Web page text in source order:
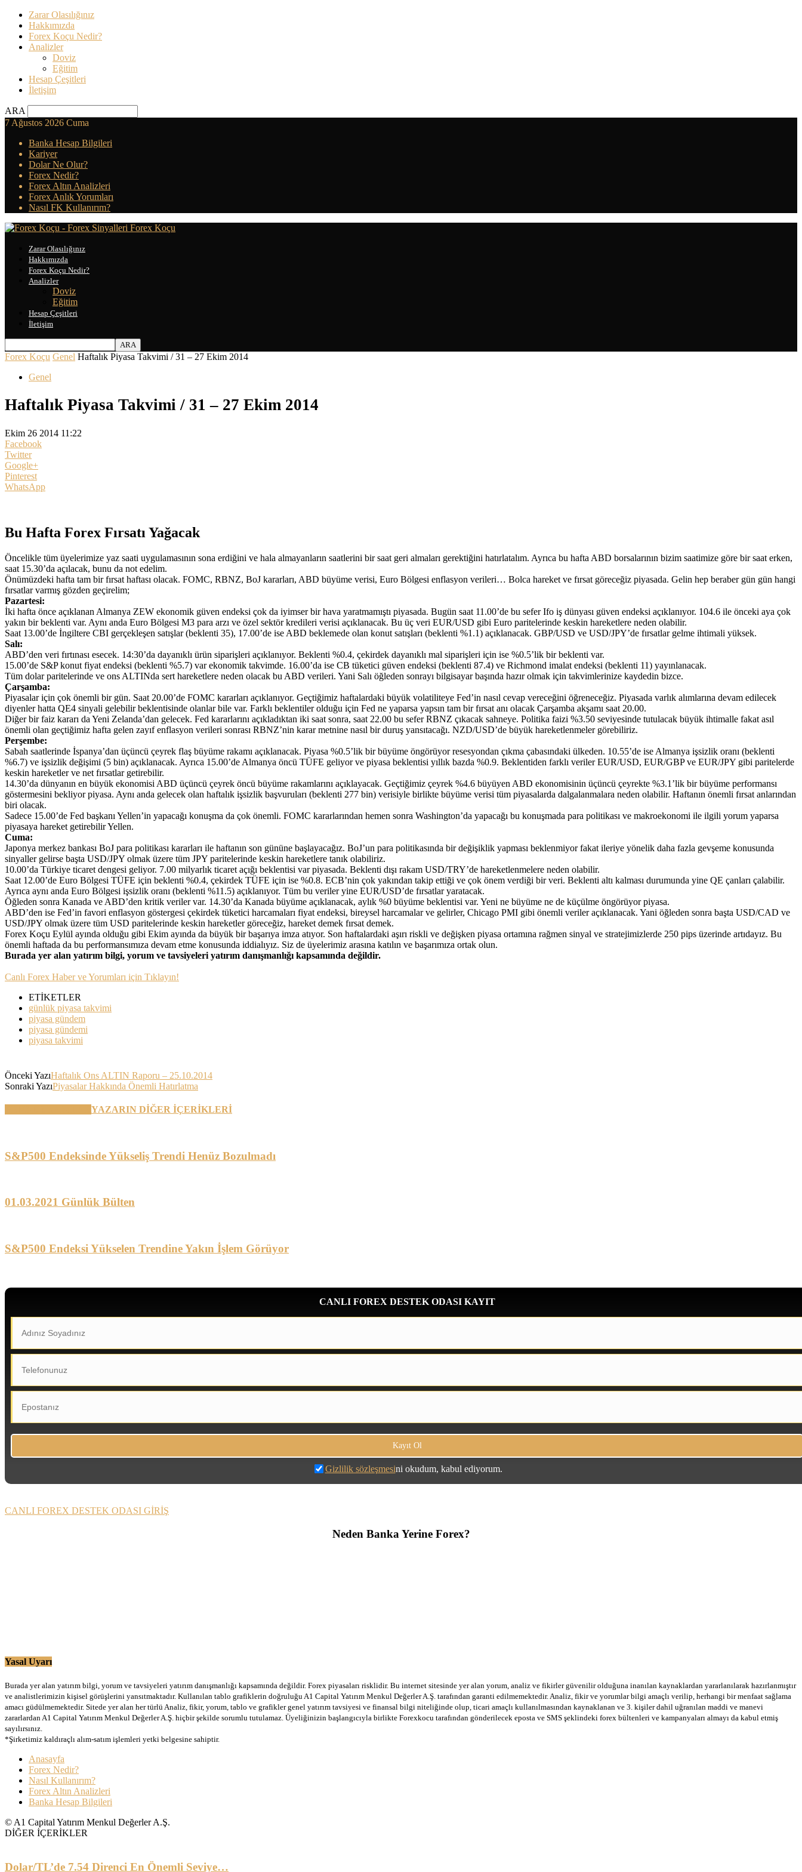
Zarar Olasılığınız
Hakkımızda
Forex Koçu Nedir?
Analizler
Doviz
Eğitim
Hesap Çeşitleri
İletişim
ARA
7 Ağustos 2026 Cuma
Banka Hesap Bilgileri
Kariyer
Dolar Ne Olur?
Forex Nedir?
Forex Altın Analizleri
Forex Anlık Yorumları
Nasıl FK Kullanırım?
Forex Koçu
Zarar Olasılığınız
Hakkımızda
Forex Koçu Nedir?
Analizler
Doviz
Eğitim
Hesap Çeşitleri
İletişim
Forex Koçu Genel Haftalık Piyasa Takvimi / 31 – 27 Ekim 2014
Genel
Haftalık Piyasa Takvimi / 31 – 27 Ekim 2014
Ekim 26 2014 11:22
Facebook
Twitter
Google+
Pinterest
WhatsApp
Bu Hafta Forex Fırsatı Yağacak
Öncelikle tüm üyelerimize yaz saati uygulamasının sona erdiğini ve hala almayanların saatlerini bir saat geri almaları gerektiğini hatırlatalım. Ayrıca bu hafta ABD borsalarının bizim saatimize göre bir saat erken,
saat 15.30’da açılacak, bunu da not edelim.
Önümüzdeki hafta tam bir fırsat haftası olacak. FOMC, RBNZ, BoJ kararları, ABD büyüme verisi, Euro Bölgesi enflasyon verileri… Bolca hareket ve fırsat göreceğiz piyasada. Gelin hep beraber gün gün hangi
fırsatlar varmış gözden geçirelim;
Pazartesi:
İki hafta önce açıklanan Almanya ZEW ekonomik güven endeksi çok da iyimser bir hava yaratmamıştı piyasada. Bugün saat 11.00’de bu sefer Ifo iş dünyası güven endeksi açıklanıyor. 104.6 ile önceki aya çok
yakın bir beklenti var. Aynı anda Euro Bölgesi M3 para arzı ve özel sektör kredileri verisi açıklanacak. Bu üç veri EUR/USD gibi Euro paritelerinde keskin hareketlere neden olabilir.
Saat 13.00’de İngiltere CBI gerçekleşen satışlar (beklenti 35), 17.00’de ise ABD beklemede olan konut satışları (beklenti %1.1) açıklanacak. GBP/USD ve USD/JPY’de fırsatlar gelme ihtimali yüksek.
Salı:
ABD’den veri fırtınası esecek. 14:30’da dayanıklı ürün siparişleri açıklanıyor. Beklenti %0.4, çekirdek dayanıklı mal siparişleri için ise %0.5’lik bir beklenti var.
15.00’de S&P konut fiyat endeksi (beklenti %5.7) var ekonomik takvimde. 16.00’da ise CB tüketici güven endeksi (beklenti 87.4) ve Richmond imalat endeksi (beklenti 11) yayınlanacak.
Tüm dolar paritelerinde ve ons ALTINda sert hareketlere neden olacak bu ABD verileri. Yani Salı öğleden sonrayı bilgisayar başında hazır olmak için takvimlerinize kaydedin bizce.
Çarşamba:
Piyasalar için çok önemli bir gün. Saat 20.00’de FOMC kararları açıklanıyor. Geçtiğimiz haftalardaki büyük volatiliteye Fed’in nasıl cevap vereceğini öğreneceğiz. Piyasada varlık alımlarına devam edilecek
diyenler hatta QE4 sinyali gelebilir beklentisinde olanlar bile var. Farklı beklentiler olduğu için Fed ne yaparsa yapsın tam bir fırsat anı olacak Çarşamba akşamı saat 20.00.
Diğer bir faiz kararı da Yeni Zelanda’dan gelecek. Fed kararlarını açıkladıktan iki saat sonra, saat 22.00 bu sefer RBNZ çıkacak sahneye. Politika faizi %3.50 seviyesinde tutulacak büyük ihtimalle fakat asıl
önemli olan geçtiğimiz hafta gelen zayıf enflasyon verileri sonrası RBNZ’nin karar metnine nasıl bir duruş yansıtacağı. NZD/USD’de büyük hareketlenmeler görebiliriz.
Perşembe:
Sabah saatlerinde İspanya’dan üçüncü çeyrek flaş büyüme rakamı açıklanacak. Piyasa %0.5’lik bir büyüme öngörüyor resesyondan çıkma çabasındaki ülkeden. 10.55’de ise Almanya işsizlik oranı (beklenti
%6.7) ve işsizlik değişimi (5 bin) açıklanacak. Ayrıca 15.00’de Almanya öncü TÜFE geliyor ve piyasa beklentisi yıllık bazda %0.9. Beklentiden farklı veriler EUR/USD, EUR/GBP ve EUR/JPY gibi paritelerde
keskin hareketler ve net fırsatlar getirebilir.
14.30’da dünyanın en büyük ekonomisi ABD üçüncü çeyrek öncü büyüme rakamlarını açıklayacak. Geçtiğimiz çeyrek %4.6 büyüyen ABD ekonomisinin üçüncü çeyrekte %3.1’lik bir büyüme performansı
göstermesini bekliyor piyasa. Aynı anda gelecek olan haftalık işsizlik başvuruları (beklenti 277 bin) verisiyle birlikte büyüme verisi tüm piyasalarda dalgalanmalara neden olabilir. Haftanın önemli fırsat anlarından
biri olacak.
Sadece 15.00’de Fed başkanı Yellen’in yapacağı konuşma da çok önemli. FOMC kararlarından hemen sonra Washington’da yapacağı bu konuşmada para politikası ve makroekonomi ile ilgili yorum yaparsa
piyasaya hareket getirebilir Yellen.
Cuma:
Japonya merkez bankası BoJ para politikası kararları ile haftanın son gününe başlayacağız. BoJ’un para politikasında bir değişiklik yapması beklenmiyor fakat ileriye yönelik daha fazla gevşeme konusunda
sinyaller gelirse başta USD/JPY olmak üzere tüm JPY paritelerinde keskin hareketlere tanık olabiliriz.
10.00’da Türkiye ticaret dengesi geliyor. 7.00 milyarlık ticaret açığı beklentisi var piyasada. Beklenti dışı rakam USD/TRY’de hareketlenmelere neden olabilir.
Saat 12.00’de Euro Bölgesi TÜFE için beklenti %0.4, çekirdek TÜFE için ise %0.8. ECB’nin çok yakından takip ettiği ve çok önem verdiği bir veri. Beklenti altı kalması durumunda yine QE çanları çalabilir.
Ayrıca aynı anda Euro Bölgesi işsizlik oranı (beklenti %11.5) açıklanıyor. Tüm bu veriler yine EUR/USD’de fırsatlar yaratacak.
Öğleden sonra Kanada ve ABD’den kritik veriler var. 14.30’da Kanada büyüme açıklanacak, aylık %0 büyüme beklentisi var. Yeni ne büyüme ne de küçülme öngörüyor piyasa.
ABD’den ise Fed’in favori enflasyon göstergesi çekirdek tüketici harcamaları fiyat endeksi, bireysel harcamalar ve gelirler, Chicago PMI gibi önemli veriler açıklanacak. Yani öğleden sonra başta USD/CAD ve
USD/JPY olmak üzere tüm USD paritelerinde keskin hareketler göreceğiz, hareket demek fırsat demek.
Forex Koçu Eylül ayında olduğu gibi Ekim ayında da büyük bir başarıya imza atıyor. Son haftalardaki aşırı riskli ve değişken piyasa ortamına rağmen sinyal ve stratejimizlerde 250 pips üzerinde artıdayız. Bu
önemli haftada da bu performansımıza devam etme konusunda iddialıyız. Siz de üyelerimiz arasına katılın ve başarımıza ortak olun.
Burada yer alan yatırım bilgi, yorum ve tavsiyeleri yatırım danışmanlığı kapsamında değildir.
Canlı Forex Haber ve Yorumları için Tıklayın!
ETİKETLER
günlük piyasa takvimi
piyasa gündem
piyasa gündemi
piyasa takvimi
Önceki YazıHaftalık Ons ALTIN Raporu – 25.10.2014
Sonraki YazıPiyasalar Hakkında Önemli Hatırlatma
YAZARIN DİĞER İÇERİKLERİ
S&P500 Endeksinde Yükseliş Trendi Henüz Bozulmadı
01.03.2021 Günlük Bülten
S&P500 Endeksi Yükselen Trendine Yakın İşlem Görüyor
CANLI FOREX DESTEK ODASI KAYIT
Gizlilik sözleşmesini okudum, kabul ediyorum.
CANLI FOREX DESTEK ODASI GİRİŞ
Neden Banka Yerine Forex?
Yasal Uyarı
Burada yer alan yatırım bilgi, yorum ve tavsiyeleri yatırım danışmanlığı kapsamında değildir. Forex piyasaları risklidir. Bu internet sitesinde yer alan yorum, analiz ve fikirler güvenilir olduğuna inanılan kaynaklardan yararlanılarak hazırlanmıştır
ve analistlerimizin kişisel görüşlerini yansıtmaktadır. Kullanılan tablo grafiklerin doğruluğu A1 Capital Yatırım Menkul Değerler A.Ş. tarafından garanti edilmemektedir. Analiz, fikir ve yorumlar bilgi amaçlı verilip, herhangi bir menfaat sağlama
amacı güdülmemektedir. Sitede yer alan her türlü Analiz, fikir, yorum, tablo ve grafikler genel yatırım tavsiyesi ve finansal bilgi niteliğinde olup, ticari amaçlı kullanılmasından kaynaklanan ve 3. kişiler dahil uğranılan maddi ve manevi
zararlardan A1 Capital Yatırım Menkul Değerler A.Ş. hiçbir şekilde sorumlu tutulamaz. Üyeliğinizin başlangıcıyla birlikte Forexkocu tarafından gönderilecek eposta ve SMS şeklindeki forex bültenleri ve kampanyaları almayı da kabul etmiş
sayılırsınız.
*Şirketimiz kaldıraçlı alım-satım işlemleri yetki belgesine sahiptir.
Anasayfa
Forex Nedir?
Nasıl Kullanırım?
Forex Altın Analizleri
Banka Hesap Bilgileri
© A1 Capital Yatırım Menkul Değerler A.Ş.
DİĞER İÇERİKLER
Dolar/TL’de 7.54 Direnci En Önemli Seviye…